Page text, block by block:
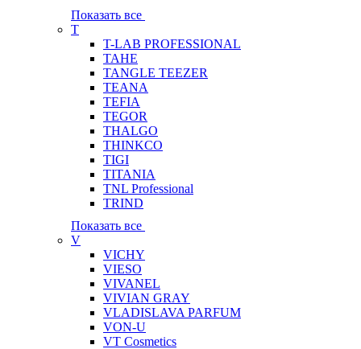
Показать все
T
T-LAB PROFESSIONAL
TAHE
TANGLE TEEZER
TEANA
TEFIA
TEGOR
THALGO
THINKCO
TIGI
TITANIA
TNL Professional
TRIND
Показать все
V
VICHY
VIESO
VIVANEL
VIVIAN GRAY
VLADISLAVA PARFUM
VON-U
VT Cosmetics